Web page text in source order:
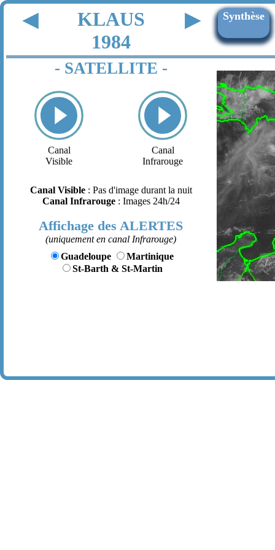
◀
KLAUS
1984
▶ Synthèse
- SATELLITE -
Canal
Visible
Canal
Infrarouge
Canal Visible: Pas d'image durant la nuit
Canal Infrarouge: Images 24h/24
Affichage des ALERTES
(uniquement en canal Infrarouge)
Guadeloupe
Martinique
St-Barth & St-Martin